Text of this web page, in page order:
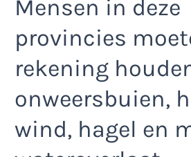
Mensen in deze
provincies
rekening
onweersbuien,
wind, hagel en